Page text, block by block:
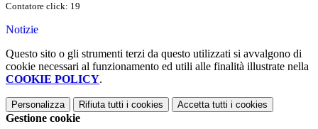
Contatore click: 19
Notizie
Questo sito o gli strumenti terzi da questo utilizzati si avvalgono di
cookie necessari al funzionamento ed utili alle finalità illustrate nella
COOKIE POLICY.
Personalizza Rifiuta tutti i cookies Accetta tutti i cookies
Gestione cookie